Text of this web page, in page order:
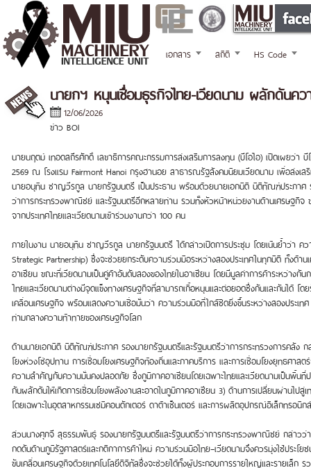
เอกสาร สถิติ HS Code
นายกฯ หนุนเชื่อมธุรกิจไทย-เวียดนาม ผลักดัน
12/06/2026
ข่าว BOI
นายนฤตม์ เทอดสถีรศักดิ์ เลขาธิการคณะกรรมการส่งเสริมการลงทุน (บีโอไอ) เปิดเผยว่า
2569 ณ โรงแรม Fairmont Hanoi กรุงฮานอย สาธารณรัฐสังคมนิยมเวียดนาม เพื่อส่งเส
นายอนุทิน ชาญวีรกูล นายกรัฐมนตรี เป็นประธาน พร้อมด้วยนายเอกนิติ นิติทัณฑ์ประภาศ
ว่าการกระทรวงพาณิชย์ และรัฐมนตรีอีกหลายท่าน รวมทั้งหัวหน้าหน่วยงานด้านเศรษฐกิ
จากประเทศไทยและเวียดนามเข้าร่วมงานกว่า 100 คน
ภายในงาน นายอนุทิน ชาญวีรกูล นายกรัฐมนตรี ได้กล่าวเปิดการประชุม โดยเน้นย้ำว่า ค
Strategic Partnership) ซึ่งจะช่วยยกระดับความร่วมมือระหว่างสองประเทศในทุกมิติ ทั้ง
อาเซียน ขณะที่เวียดนามเป็นคู่ค้าอันดับสองของไทยในอาเซียน โดยมีมูลค่าการค้าระหว่า
ไทยและเวียดนามต่างมีจุดแข็งทางเศรษฐกิจที่สามารถเกื้อหนุนและต่อยอดซึ่งกันและกันได้
เคลื่อนเศรษฐกิจ พร้อมแสดงความเชื่อมั่นว่า ความร่วมมือที่ใกล้ชิดยิ่งขึ้นระหว่างสองประเท
ท่ามกลางความท้าทายของเศรษฐกิจโลก
ด้านนายเอกนิติ นิติทัณฑ์ประภาศ รองนายกรัฐมนตรีและรัฐมนตรีว่าการกระทรวงการคลัง
โยงห่วงโซ่อุปทาน การเชื่อมโยงเศรษฐกิจท้องถิ่นและภาคบริการ และการเชื่อมโยงยุทธศ
ความสำคัญกับความมั่นคงปลอดภัย ซึ่งภูมิภาคอาเซียนโดยเฉพาะไทยและเวียดนามเป็นพื้
กันผลักดันให้เกิดการเชื่อมโยงพลังงานสะอาดในภูมิภาคอาเซียน 3) ด้านการเปลี่ยนผ่านไป
โดยเฉพาะในอุตสาหกรรมเซมิคอนดักเตอร์ ดาต้าเซ็นเตอร์ และการผลิตอุปกรณ์อิเล็กทร
ส่วนนางศุภจี สุธรรมพันธุ์ รองนายกรัฐมนตรีและรัฐมนตรีว่าการกระทรวงพาณิชย์ กล่าวว่
กดดันด้านภูมิรัฐศาสตร์และกติกาการค้าใหม่ ความร่วมมือไทย–เวียดนามจึงควรมุ่งใช้ประ
ขับเคลื่อนเศรษฐกิจด้วยเทคโนโลยีดิจิทัลซึ่งจะช่วยได้ทั้งผู้ประกอบการรายใหญ่และรายเล็ก